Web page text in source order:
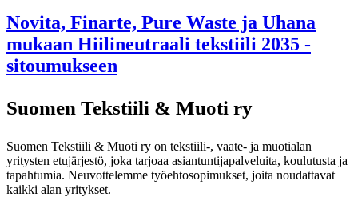
Novita, Finarte, Pure Waste ja Uhana
mukaan Hiilineutraali tekstiili 2035 -
sitoumukseen
Suomen Tekstiili & Muoti ry
Suomen Tekstiili & Muoti ry on tekstiili-, vaate- ja muotialan
yritysten etujärjestö, joka tarjoaa asiantuntijapalveluita, koulutusta ja
tapahtumia. Neuvottelemme työehtosopimukset, joita noudattavat
kaikki alan yritykset.